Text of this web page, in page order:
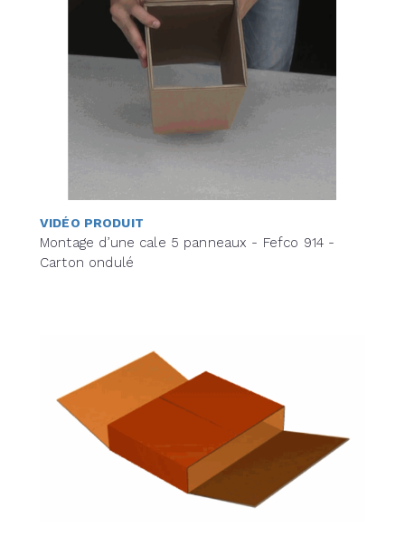
VIDÉO PRODUIT
Montage d’une cale 5 panneaux - Fefco 914 -
Carton ondulé